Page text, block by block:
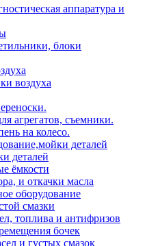
аппаратура и
блоки
воздуха
агрегатов, съемники.
на колесо.
деталей
деталей
ёмкости
и откачки масла
оборудование
смазки
топлива и антифризов
бочек
и густых смазок